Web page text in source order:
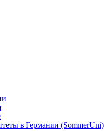
в Германии (SommerUni)